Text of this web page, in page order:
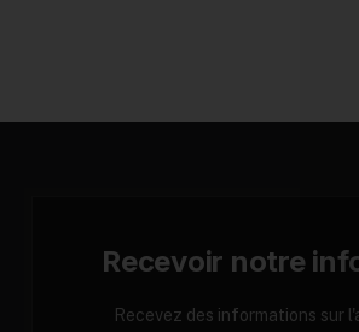
Recevoir notre
Recevez des informations sur